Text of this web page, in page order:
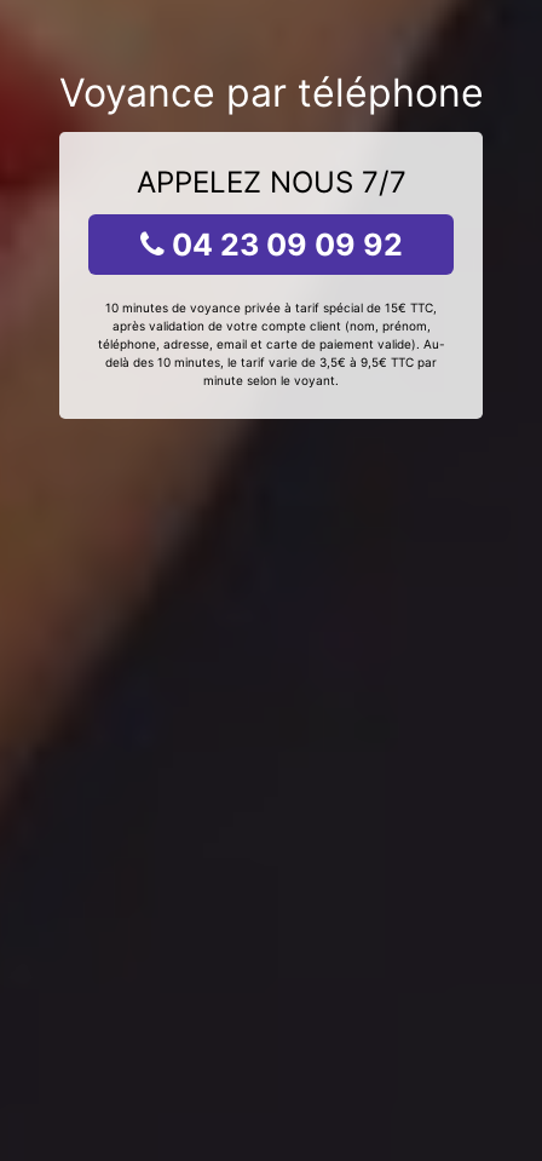
Voyance par téléphone
APPELEZ NOUS 7/7
04 23 09 09 92
10 minutes de voyance privée à tarif spécial de 15€ TTC,
après validation de votre compte client (nom, prénom,
téléphone, adresse, email et carte de paiement valide). Au-
delà des 10 minutes, le tarif varie de 3,5€ à 9,5€ TTC par
minute selon le voyant.